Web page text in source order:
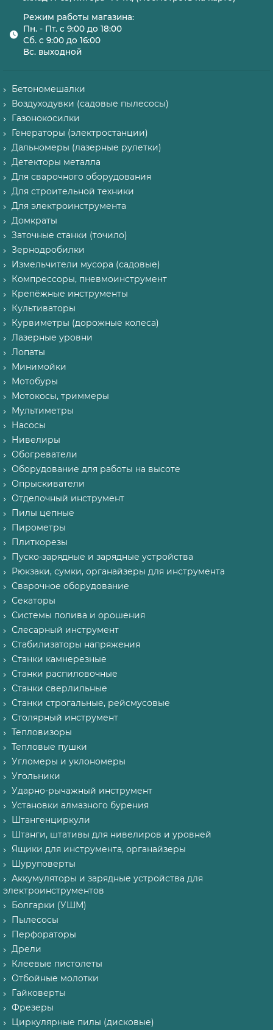
Режим работы магазина:
Пн. - Пт. с 9:00 до 18:00
Сб. с 9:00 до 16:00
Вс. выходной
Бетономешалки
Воздуходувки (садовые пылесосы)
Газонокосилки
Генераторы (электростанции)
Дальномеры (лазерные рулетки)
Детекторы металла
Для сварочного оборудования
Для строительной техники
Для электроинструмента
Домкраты
Заточные станки (точило)
Зернодробилки
Измельчители мусора (садовые)
Компрессоры, пневмоинструмент
Крепёжные инструменты
Культиваторы
Курвиметры (дорожные колеса)
Лазерные уровни
Лопаты
Минимойки
Мотобуры
Мотокосы, триммеры
Мультиметры
Насосы
Нивелиры
Обогреватели
Оборудование для работы на высоте
Опрыскиватели
Отделочный инструмент
Пилы цепные
Пирометры
Плиткорезы
Пуско-зарядные и зарядные устройства
Рюкзаки, сумки, органайзеры для инструмента
Сварочное оборудование
Секаторы
Системы полива и орошения
Слесарный инструмент
Стабилизаторы напряжения
Станки камнерезные
Станки распиловочные
Станки сверлильные
Станки строгальные, рейсмусовые
Столярный инструмент
Тепловизоры
Тепловые пушки
Угломеры и уклономеры
Угольники
Ударно-рычажный инструмент
Установки алмазного бурения
Штангенциркули
Штанги, штативы для нивелиров и уровней
Ящики для инструмента, органайзеры
Шуруповерты
Аккумуляторы и зарядные устройства для
электроинструментов
Болгарки (УШМ)
Пылесосы
Перфораторы
Дрели
Клеевые пистолеты
Отбойные молотки
Гайковерты
Фрезеры
Циркулярные пилы (дисковые)